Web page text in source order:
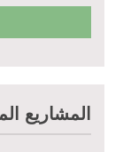
المشاريع
تقديم خدمات
الثانية